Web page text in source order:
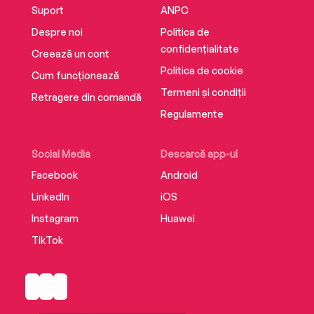
Suport
Despre noi
Creează un cont
Cum funcționează
Retragere din comandă
Social Media
Facebook
LinkedIn
Instagram
TikTok
Descarcă app-ul
Android
iOS
Huawei
ANPC
Politica de
confidențialitate
Politica de cookie
Termeni și condiții
Regulamente